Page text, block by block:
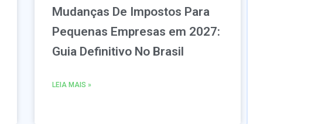
Mudanças De Impostos Para
Pequenas Empresas em 2027:
Guia Definitivo No Brasil
LEIA MAIS »